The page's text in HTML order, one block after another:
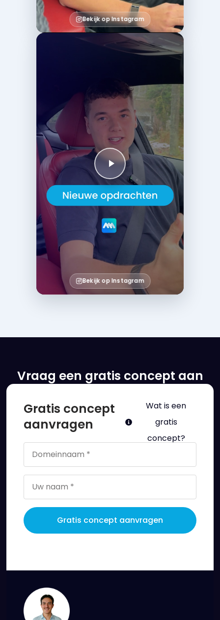
Bekijk op Instagram
Bekijk op Instagram
Vraag een gratis concept aan
Gratis concept
aanvragen
Wat is een
gratis
concept?
Gratis concept aanvragen